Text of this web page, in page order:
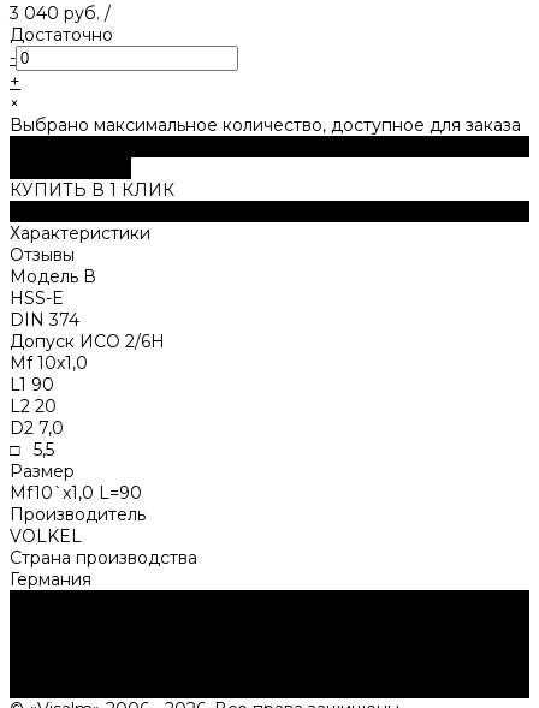
3 040 руб. /
Достаточно
-
+
×
Выбрано максимальное количество, доступное для заказа
КУПИТЬ В 1 КЛИК
Характеристики
Отзывы
Модель В
HSS-Е
DIN 374
Допуск ИСО 2/6Н
Мf 10х1,0
L1 90
L2 20
D2 7,0
□ 5,5
Размер
Mf10`x1,0 L=90
Производитель
VOLKEL
Страна производства
Германия